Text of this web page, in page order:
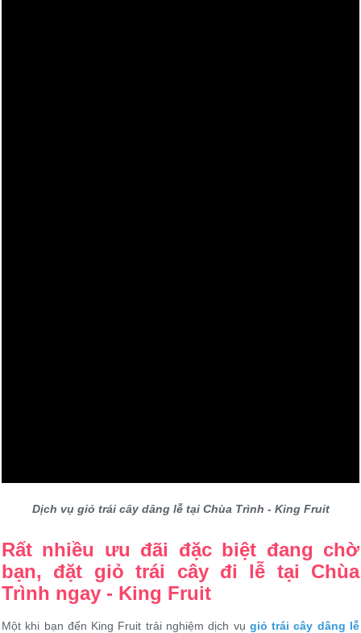
Dịch vụ giỏ trái cây dâng lễ tại Chùa Trình - King Fruit
Rất nhiều ưu đãi đặc biệt đang chờ
bạn, đặt giỏ trái cây đi lễ tại Chùa
Trình ngay - King Fruit
Một khi bạn đến King Fruit trải nghiệm dịch vụ giỏ trái cây dâng lễ